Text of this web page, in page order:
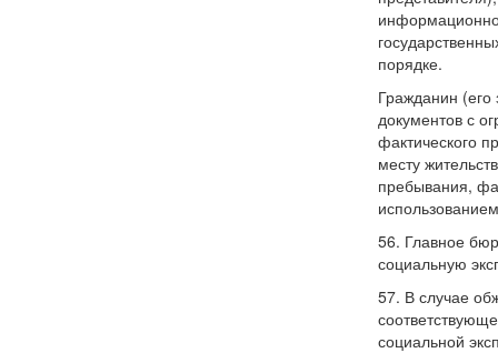
порядке.
Гражданин
документов с
фактического
месту
пребывания,
56. Главное
социальную
57. В случае
социальной